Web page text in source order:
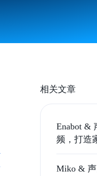
相关文章
Enabot &
频，打造
Miko &